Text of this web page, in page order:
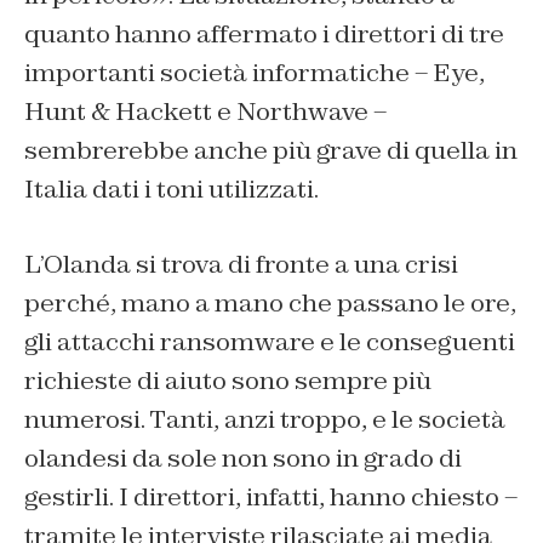
quanto hanno affermato i direttori di tre
importanti società informatiche – Eye,
Hunt & Hackett e Northwave –
sembrerebbe anche più grave di quella in
Italia dati i toni utilizzati.
L’Olanda si trova di fronte a una crisi
perché, mano a mano che passano le ore,
gli attacchi ransomware e le conseguenti
richieste di aiuto sono sempre più
numerosi. Tanti, anzi troppo, e le società
olandesi da sole non sono in grado di
gestirli. I direttori, infatti, hanno chiesto –
tramite le interviste rilasciate ai media